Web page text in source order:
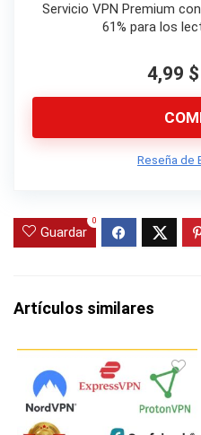
Servicio VPN Premium
61% para los
4,99 $
Reseña de
Guardar
0
Artículos similares